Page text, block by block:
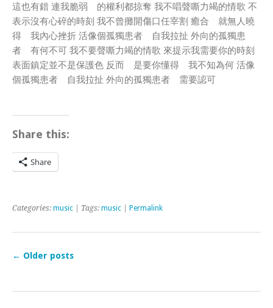
這也有錯 連我脆弱 的權利都掠奪 我不唱聲嘶力竭的情歌 不
表示沒有心碎的時刻 我不曾攤開傷口任宰割 癒合 就無人曉
得 我內心挫折 活像個孤獨患者 自我拉扯 外向的孤獨患
者 有何不可 我不要聲嘶力竭的情歌 來提示我需要你的時刻
表面鎮定並不是保護色 反而 是要你懂得 我不知為何 活像
個孤獨患者 自我拉扯 外向的孤獨患者 需要認可
Share this:
Share
Categories: music | Tags: music Permalink
← Older posts